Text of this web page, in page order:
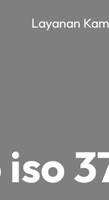
Layanan